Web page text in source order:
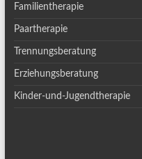
Familientherapie
Paartherapie
Trennungsberatung
Erziehungsberatung
Kinder-und-Jugendtherapie